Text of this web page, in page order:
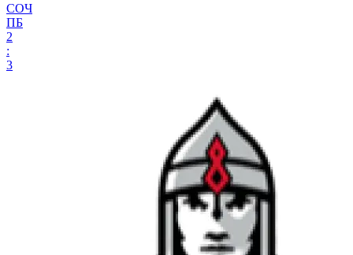
СОЧ
ПБ
2
:
3